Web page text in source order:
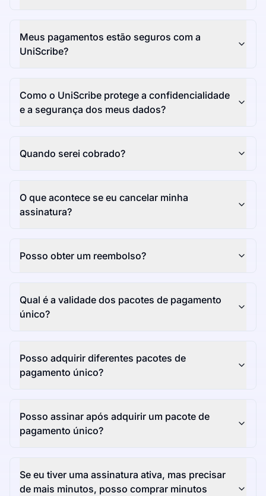
Meus pagamentos estão seguros com a
UniScribe?
Como o UniScribe protege a confidencialidade
e a segurança dos meus dados?
Quando serei cobrado?
O que acontece se eu cancelar minha
assinatura?
Posso obter um reembolso?
Qual é a validade dos pacotes de pagamento
único?
Posso adquirir diferentes pacotes de
pagamento único?
Posso assinar após adquirir um pacote de
pagamento único?
Se eu tiver uma assinatura ativa, mas precisar
de mais minutos, posso comprar minutos